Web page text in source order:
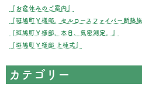
『お盆休みのご案内』
『斑鳩町Ｙ様邸。セルロースファイバー断熱施
『斑鳩町Ｙ様邸。本日、気密測定。』
『斑鳩町Ｙ様邸 上棟式』
カテゴリー